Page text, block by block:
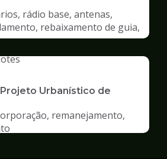
rádio base, antenas,
rebaixamento de guia,
Urbanístico de
remanejamento,